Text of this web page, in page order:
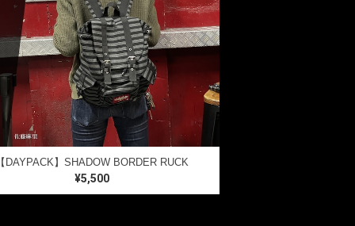
【DAYPACK】SHADOW BORDER RUCK
¥5,500